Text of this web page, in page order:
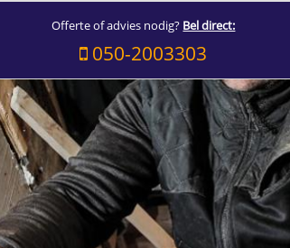
Offerte of advies nodig? Bel direct:
050-2003303